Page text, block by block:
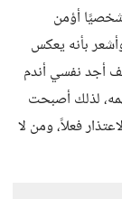
أؤمن
بأنه يعكس
أجد نفسي أندم
لذلك أصبحت
فعلاً، ومن لا